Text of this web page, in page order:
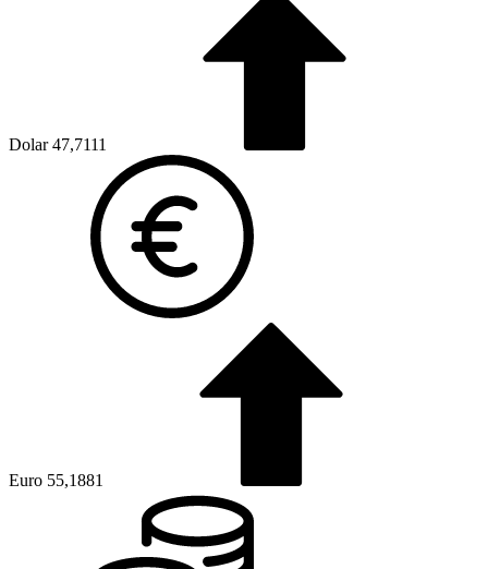
Dolar 47,7111
Euro 55,1881